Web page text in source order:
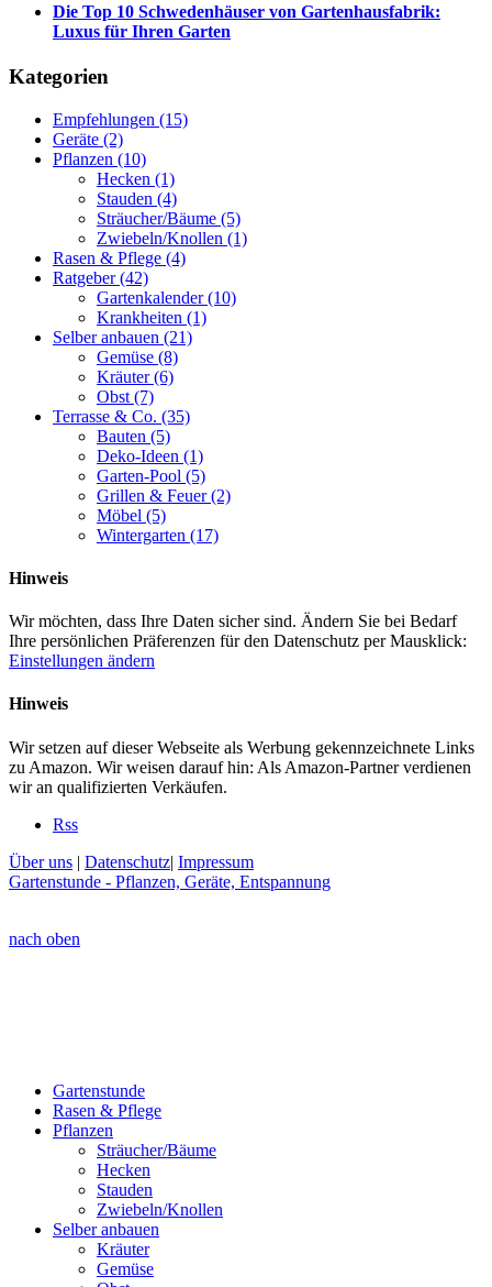
Die Top 10 Schwedenhäuser von Gartenhausfabrik:
Luxus für Ihren Garten
Kategorien
Empfehlungen (15)
Geräte (2)
Pflanzen (10)
Hecken (1)
Stauden (4)
Sträucher/Bäume (5)
Zwiebeln/Knollen (1)
Rasen & Pflege (4)
Ratgeber(42)
Gartenkalender(10)
Krankheiten (1)
Selber anbauen (21)
Gemüse (8)
Kräuter(6)
Obst (7)
Terrasse & Co. (35)
Bauten (5)
Deko-Ideen (1)
Garten-Pool (5)
Grillen & Feuer(2)
Möbel (5)
Wintergarten (17)
Hinweis
Wir möchten, dass Ihre Daten sicher sind. Ändern Sie bei Bedarf
Ihre persönlichen Präferenzen für den Datenschutz per Mausklick:
Einstellungen ändern
Hinweis
Wir setzen auf dieser Webseite als Werbung gekennzeichnete Links
zu Amazon. Wir weisen darauf hin: Als Amazon-Partner verdienen
wir an qualifizierten Verkäufen.
Rss
Über uns | Datenschutz| Impressum
Gartenstunde - Pflanzen, Geräte, Entspannung
nach oben
Gartenstunde
Rasen & Pflege
Pflanzen
Sträucher/Bäume
Hecken
Stauden
Zwiebeln/Knollen
Selber anbauen
Kräuter
Gemüse